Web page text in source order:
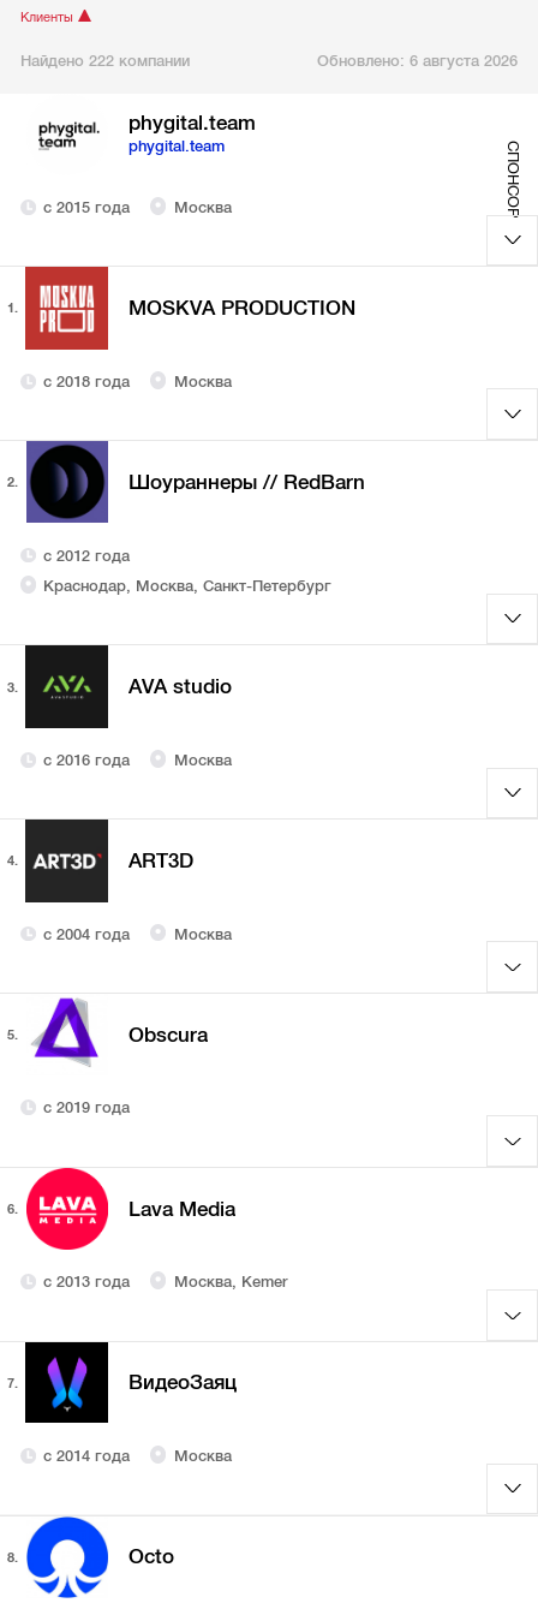
Клиенты
Найдено 222 компании Обновлено: 6 августа 2026
phygital.team
phygital.team
с 2015 года Москва СПОНСОР
1. MOSKVA PRODUCTION
с 2018 года Москва
2. Шоураннеры // RedBarn
с 2012 года
Краснодар, Москва, Санкт-Петербург
3. AVA studio
с 2016 года Москва
4. ART3D
с 2004 года Москва
5. Obscura
с 2019 года
6. Lava Media
с 2013 года Москва, Kemer
7. ВидеоЗаяц
с 2014 года Москва
8. Octo